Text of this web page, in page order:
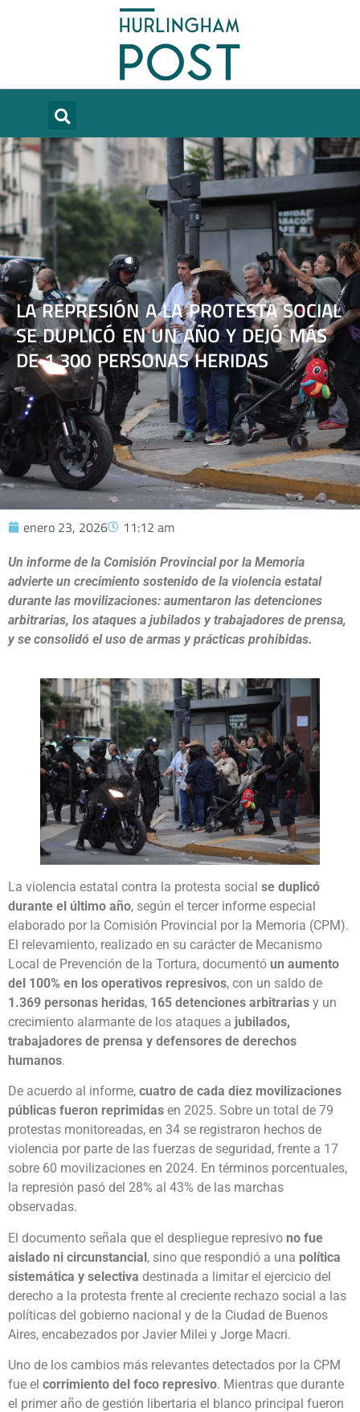
LA REPRESIÓN A LA PROTESTA SOCIAL
SE DUPLICÓ EN UN AÑO Y DEJÓ MÁS
DE 1.300 PERSONAS HERIDAS
enero 23, 2026 11:12 am
Un informe de la Comisión Provincial por la Memoria
advierte un crecimiento sostenido de la violencia estatal
durante las movilizaciones: aumentaron las detenciones
arbitrarias, los ataques a jubilados y trabajadores de prensa,
y se consolidó el uso de armas y prácticas prohibidas.
La violencia estatal contra la protesta social se duplicó
durante el último año, según el tercer informe especial
elaborado por la Comisión Provincial por la Memoria (CPM).
El relevamiento, realizado en su carácter de Mecanismo
Local de Prevención de la Tortura, documentó un aumento
del 100% en los operativos represivos, con un saldo de
1.369 personas heridas, 165 detenciones arbitrarias y un
crecimiento alarmante de los ataques a jubilados,
trabajadores de prensa y defensores de derechos
humanos.
De acuerdo al informe, cuatro de cada diez movilizaciones
públicas fueron reprimidas en 2025. Sobre un total de 79
protestas monitoreadas, en 34 se registraron hechos de
violencia por parte de las fuerzas de seguridad, frente a 17
sobre 60 movilizaciones en 2024. En términos porcentuales,
la represión pasó del 28% al 43% de las marchas
observadas.
El documento señala que el despliegue represivo no fue
aislado ni circunstancial, sino que respondió a una política
sistemática y selectiva destinada a limitar el ejercicio del
derecho a la protesta frente al creciente rechazo social a las
políticas del gobierno nacional y de la Ciudad de Buenos
Aires, encabezados por Javier Milei y Jorge Macri.
Uno de los cambios más relevantes detectados por la CPM
fue el corrimiento del foco represivo. Mientras que durante
el primer año de gestión libertaria el blanco principal fueron